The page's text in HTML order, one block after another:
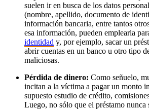
suelen ir en busca de los datos
(nombre, apellido, documento de
información bancaria, entre tantos
esa información, pueden emplearla
identidad y, por ejemplo, sacar un
abrir cuentas en un banco u otro tipo
maliciosas.
Pérdida de dinero: Como señuelo,
incitan a la víctima a pagar un monto
supuesto estudio de crédito,
Luego, no sólo que el préstamo nunca